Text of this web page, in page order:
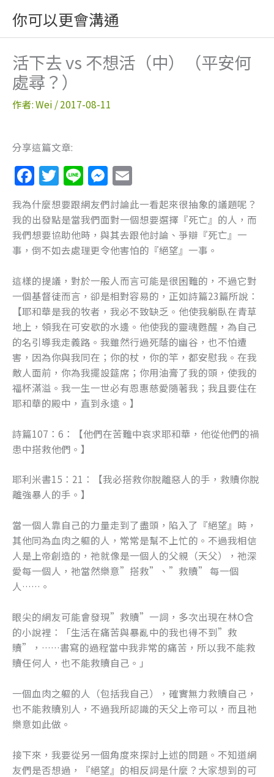
主
你可以更會溝通
活下去 vs 不想活（中）（平安何
處尋？）
作者:Wei /2017-08-11
分享這篇文章:
F
a
c
e
b
o
o
k
T
w
itt
er
Li
n
e
M
e
ss
e
n
g
er
m
ai
l
我為什麼想要跟網友們討論此一看起來很抽象的議題呢？
我的出發點是當我們面對一個想要選擇『死亡』的人，而
我們想要協助他時，與其去跟他討論、爭辯『死亡』一
事，倒不如去處理更令他害怕的『絕望』一事。
這樣的提議，對於一般人而言可能是很困難的，不過它對
一個基督徒而言，卻是相對容易的，正如詩篇23篇所說：
【耶和華是我的牧者，我必不致缺乏。他使我躺臥在青草
地上，領我在可安歇的水邊。他使我的靈魂甦醒，為自己
的名引導我走義路。我雖然行過死蔭的幽谷，也不怕遭
害，因為你與我同在；你的杖，你的竿，都安慰我。在我
敵人面前，你為我擺設筵席；你用油膏了我的頭，使我的
福杯滿溢。我一生一世必有恩惠慈愛隨著我；我且要住在
耶和華的殿中，直到永遠。】
詩篇107：6：【他們在苦難中哀求耶和華，他從他們的禍
患中搭救他們。】
耶利米書15：21：【我必搭救你脫離惡人的手，救贖你脫
離強暴人的手。】
當一個人靠自己的力量走到了盡頭，陷入了『絕望』時，
其他同為血肉之軀的人，常常是幫不上忙的。不過我相信
人是上帝創造的，祂就像是一個人的父親（天父），祂深
愛每一個人，祂當然樂意”搭救”、”救贖” 每一個
人……。
眼尖的網友可能會發現”救贖”一詞，多次出現在林O含
的小說裡：「生活在痛苦與暴亂中的我也得不到”救
贖”，……書寫的過程當中我非常的痛苦，所以我不能救
贖任何人，也不能救贖自己。」
一個血肉之軀的人（包括我自己），確實無力救贖自己，
也不能救贖別人，不過我所認識的天父上帝可以，而且祂
樂意如此做。
接下來，我要從另一個角度來探討上述的問題。不知道網
友們是否想過，『絕望』的相反詞是什麼？大家想到的可